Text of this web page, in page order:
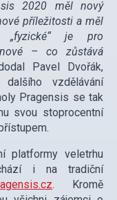
2020 měl nový
é příležitosti a měl
je pro
é – co zůstává
Pavel Dvořák,
vzdělávání
Pragensis se tak
svou stoprocentní
platformy veletrhu
i na tradiční
. Kromě